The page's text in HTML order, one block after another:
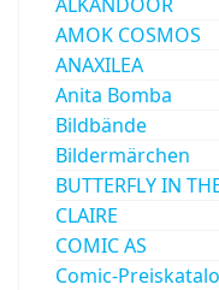
AMOK COSMOS
ANAXILEA
Anita Bomba
Bildbände
Bildermärchen
BUTTERFLY IN
CLAIRE
COMIC AS
Comic-